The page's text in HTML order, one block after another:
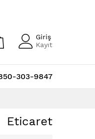
Giriş
Kayıt
303-9847
Eticaret